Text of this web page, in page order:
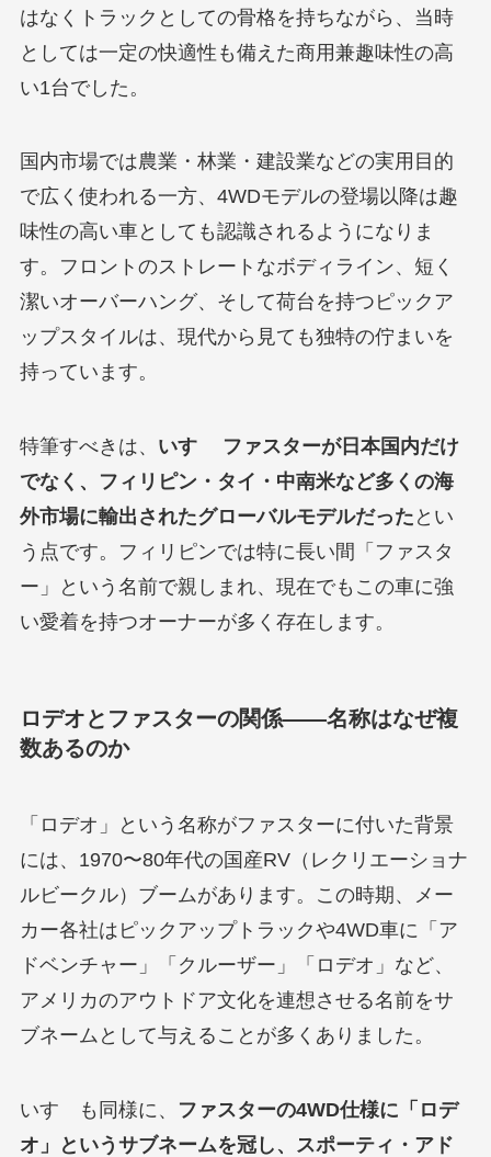
はなくトラックとしての骨格を持ちながら、当時
としては一定の快適性も備えた商用兼趣味性の高
い1台でした。
国内市場では農業・林業・建設業などの実用目的
で広く使われる一方、4WDモデルの登場以降は趣
味性の高い車としても認識されるようになりま
す。フロントのストレートなボディライン、短く
潔いオーバーハング、そして荷台を持つピックア
ップスタイルは、現代から見ても独特の佇まいを
持っています。
特筆すべきは、 いすゞ ファスターが日本国内だけ
でなく、フィリピン・タイ・中南米など多くの海
外市場に輸出されたグローバルモデルだった とい
う点です。フィリピンでは特に長い間「ファスタ
ー」という名前で親しまれ、現在でもこの車に強
い愛着を持つオーナーが多く存在します。
ロデオとファスターの関係——名称はなぜ複
数あるのか
「ロデオ」という名称がファスターに付いた背景
には、1970〜80年代の国産RV（レクリエーショナ
ルビークル）ブームがあります。この時期、メー
カー各社はピックアップトラックや4WD車に「ア
ドベンチャー」「クルーザー」「ロデオ」など、
アメリカのアウトドア文化を連想させる名前をサ
ブネームとして与えることが多くありました。
いすゞも同様に、
ファスターの4WD仕様に「ロデ
オ」というサブネームを冠し、スポーティ・アド